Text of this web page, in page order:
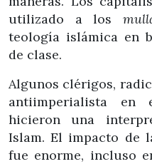
utilizado a los
teología islámica en
de clase.
Algunos clérigos,
antiimperialista en
hicieron una
Islam. El impacto de
fue enorme, incluso